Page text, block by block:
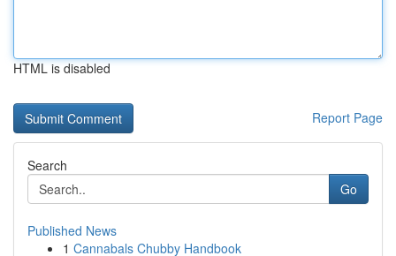
HTML is disabled
Report Page
Search
Go
Published News
1 Cannabals Chubby Handbook